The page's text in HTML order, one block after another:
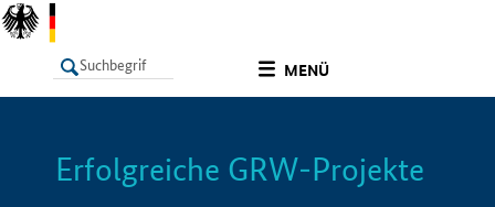
MENÜ
LISTE Info
Erfolgreiche GRW-Projekte